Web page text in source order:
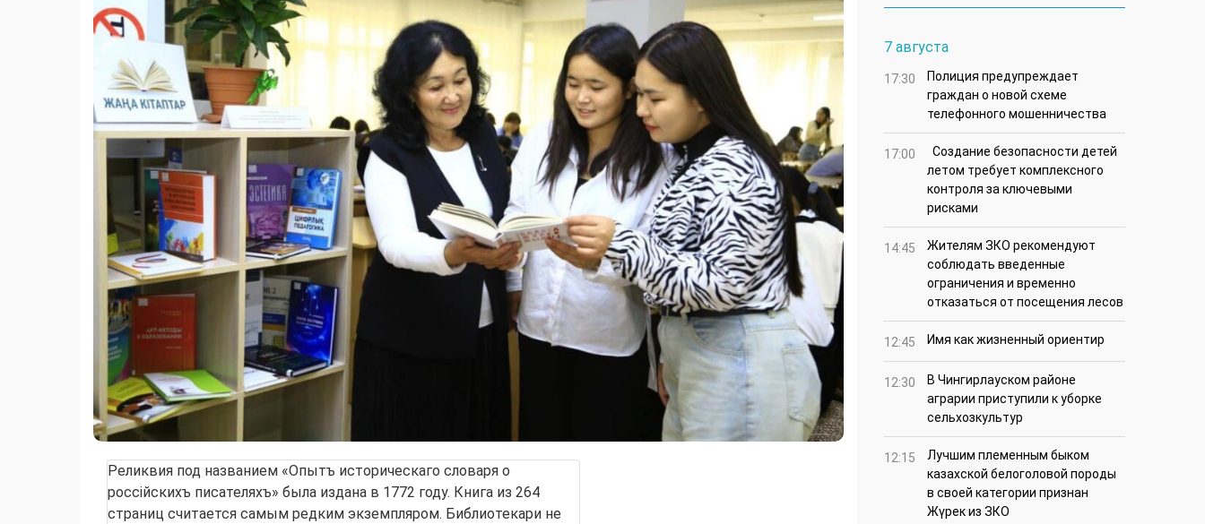
Реликвия под названием «Опытъ историческаго словаря о
россійскихъ писателяхъ» была издана в 1772 году. Книга из 264
страниц считается самым редким экземпляром. Библиотекари не
7 августа
17:30
Полиция предупреждает
граждан о новой схеме
телефонного мошенничества
17:00
Создание безопасности детей
летом требует комплексного
контроля за ключевыми
рисками
14:45
Жителям ЗКО рекомендуют
соблюдать введенные
ограничения и временно
отказаться от посещения лесов
12:45 Имя как жизненный ориентир
12:30
В Чингирлауском районе
аграрии приступили к уборке
сельхозкультур
12:15
Лучшим племенным быком
казахской белоголовой породы
в своей категории признан
Жүрек из ЗКО